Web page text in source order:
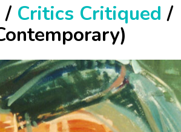
/ Critics Critiqued /